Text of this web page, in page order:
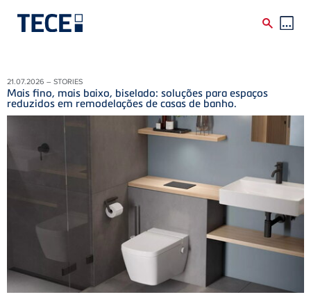
21.07.2026 – STORIES
Mais fino, mais baixo, biselado: soluções para espaços
reduzidos em remodelações de casas de banho.